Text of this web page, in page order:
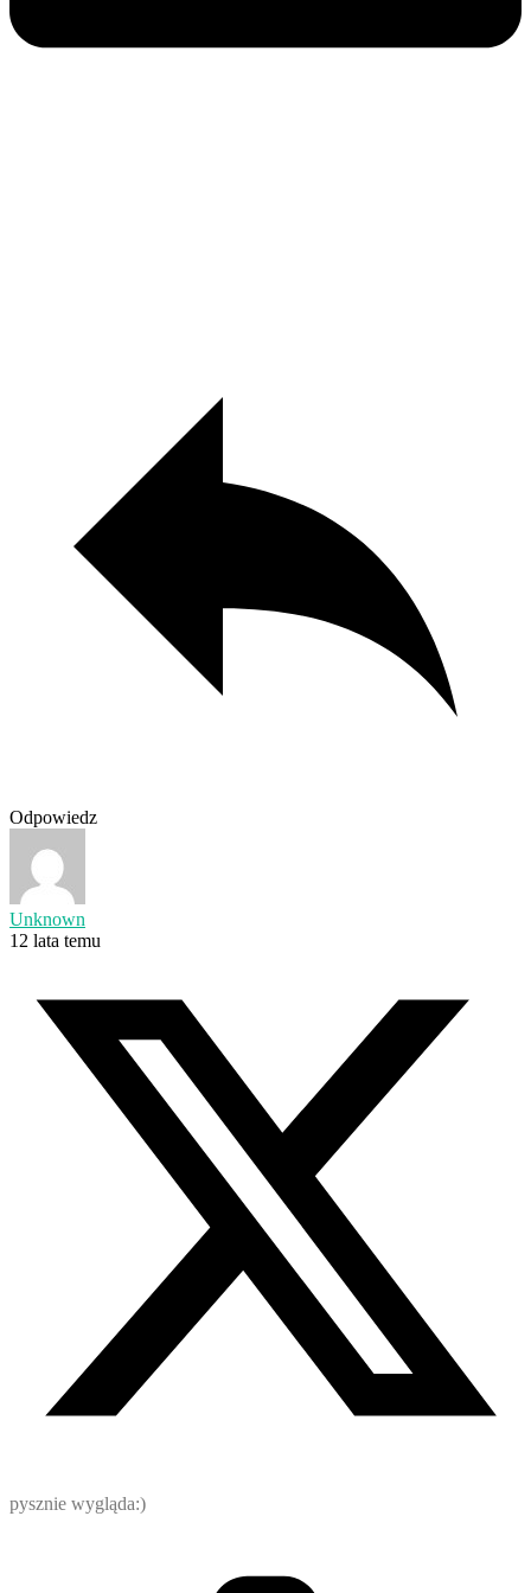
Odpowiedz
Unknown
12 lata temu
pysznie wygląda:)